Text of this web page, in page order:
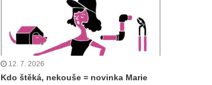
12. 7. 2026
Kdo štěká, nekouše = novinka Marie